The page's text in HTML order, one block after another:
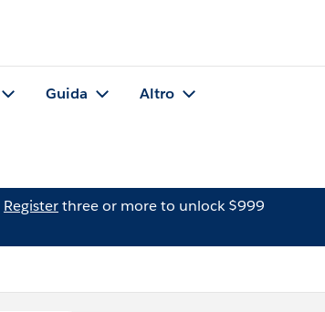
Guida Altro
Registerthree or more to unlock $999